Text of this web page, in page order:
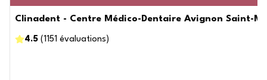
Clinadent - Centre Médico-Dentaire Avignon Saint-
4.5 (1151 évaluations )